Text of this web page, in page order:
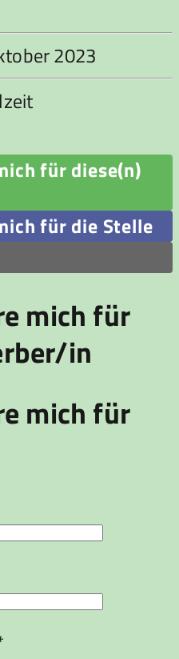
2023
für diese(n)
für die Stelle
mich für
in
mich für